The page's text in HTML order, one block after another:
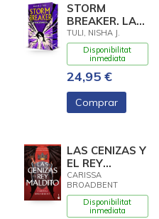
STORM
BREAKER. LA
TULI, NISHA J.
Disponibilitat
inmediata
24,95 €
Comprar
LAS CENIZAS Y
EL REY
MALDITO
CARISSA
BROADBENT
Disponibilitat
inmediata